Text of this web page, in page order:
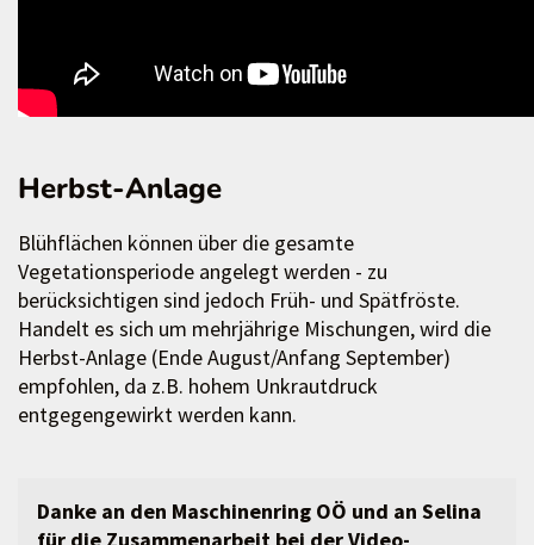
Herbst-Anlage
Blühflächen können über die gesamte
Vegetationsperiode angelegt werden - zu
berücksichtigen sind jedoch Früh- und Spätfröste.
Handelt es sich um mehrjährige Mischungen, wird die
Herbst-Anlage (Ende August/Anfang September)
empfohlen, da z.B. hohem Unkrautdruck
entgegengewirkt werden kann.
Danke an den Maschinenring OÖ und an Selina